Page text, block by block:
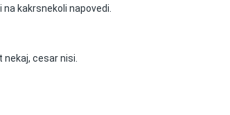
kakrsnekoli napovedi.
nekaj, cesar nisi.